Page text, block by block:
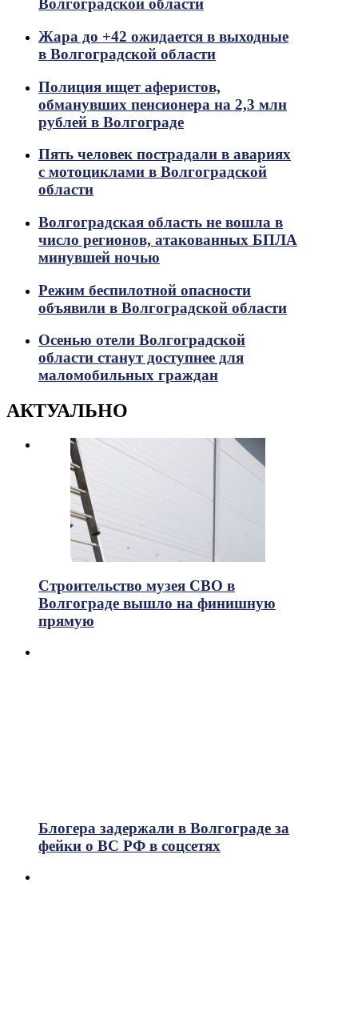
Волгоградской области
Жара до +42 ожидается в выходные
в Волгоградской области
Полиция ищет аферистов,
обманувших пенсионера на 2,3 млн
рублей в Волгограде
Пять человек пострадали в авариях
с мотоциклами в Волгоградской
области
Волгоградская область не вошла в
число регионов, атакованных БПЛА
минувшей ночью
Режим беспилотной опасности
объявили в Волгоградской области
Осенью отели Волгоградской
области станут доступнее для
маломобильных граждан
АКТУАЛЬНО
Строительство музея СВО в
Волгограде вышло на финишную
прямую
Блогера задержали в Волгограде за
фейки о ВС РФ в соцсетях